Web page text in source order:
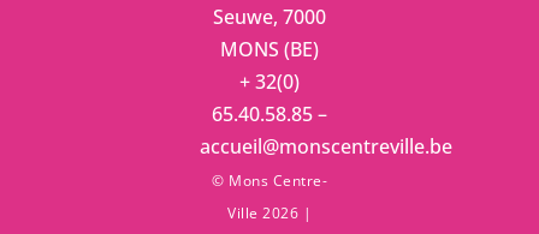
Seuwe, 7000
MONS (BE)
+ 32(0)
65.40.58.85 –
accueil@monscentreville.be
© Mons Centre-
Ville 2026 |